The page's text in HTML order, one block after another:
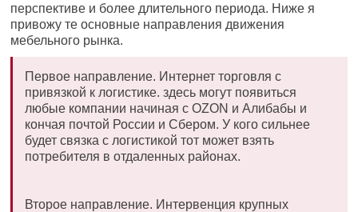
перспективе и более длительного периода. Ниже я
привожу те основные направления движения
мебельного рынка.
Первое направление. Интернет торговля с
привязкой к логистике. здесь могут появиться
любые компании начиная с OZON и Алибабы и
кончая почтой России и Сбером. У кого сильнее
будет связка с логистикой тот может взять
потребителя в отдаленных районах.
Второе направление. Интервенция крупных